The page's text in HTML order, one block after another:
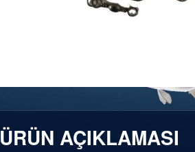
ÜRÜN AÇIKLAMASI